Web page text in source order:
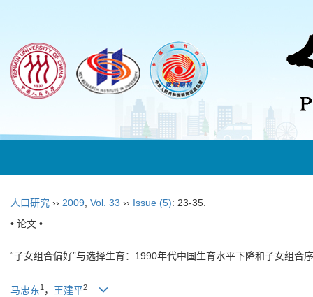
人口研究 ›› 2009 Vol. 33 ›› Issue (5): 23-35.
• 论文 •
“子女组合偏好”与选择生育：1990年代中国生育水平下降和子女组合
马忠东1 ， 王建平2